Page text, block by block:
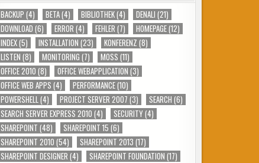
BACKUP (4) BETA(4) BIBLIOTHEK(4) DENALI (21)
DOWNLOAD (6) ERROR (4) FEHLER (7) HOMEPAGE(12)
INDEX(5) INSTALLATION (23) KONFERENZ (8)
LISTEN (8) MONITORING (7) MOSS (11)
OFFICE 2010 (8) OFFICE WEBAPPLICATION (3)
OFFICE WEB APPS (4) PERFORMANCE(10)
POWERSHELL(4) PROJECT SERVER 2007 (3) SEARCH (6)
SEARCH SERVER EXPRESS 2010 (4) SECURITY(4)
SHAREPOINT (48) SHAREPOINT 15 (6)
SHAREPOINT 2010 (54) SHAREPOINT 2013 (17)
SHAREPOINT DESIGNER (4) SHAREPOINT FOUNDATION (17)